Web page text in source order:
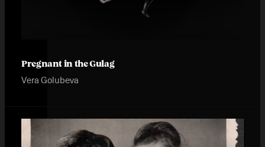
Pregnant in the Gulag
Vera Golubeva